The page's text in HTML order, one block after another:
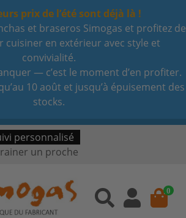
prix de l’été sont déjà là !
et braseros Simogas et profitez de
cuisiner en extérieur avec style et
convivialité.
— c’est le moment d’en profiter.
10 août et jusqu’à épuisement des
stocks.
personnalisé
un proche
0